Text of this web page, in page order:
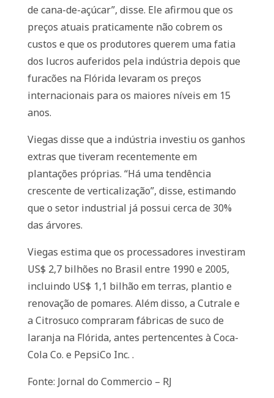
de cana-de-açúcar”, disse. Ele afirmou que os
preços atuais praticamente não cobrem os
custos e que os produtores querem uma fatia
dos lucros auferidos pela indústria depois que
furacões na Flórida levaram os preços
internacionais para os maiores níveis em 15
anos.
Viegas disse que a indústria investiu os ganhos
extras que tiveram recentemente em
plantações próprias. “Há uma tendência
crescente de verticalização”, disse, estimando
que o setor industrial já possui cerca de 30%
das árvores.
Viegas estima que os processadores investiram
US$ 2,7 bilhões no Brasil entre 1990 e 2005,
incluindo US$ 1,1 bilhão em terras, plantio e
renovação de pomares. Além disso, a Cutrale e
a Citrosuco compraram fábricas de suco de
laranja na Flórida, antes pertencentes à Coca-
Cola Co. e PepsiCo Inc. .
Fonte: Jornal do Commercio – RJ